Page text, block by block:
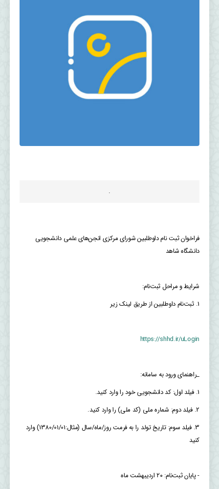
.
فراخوان ثبت نام داوطلبین شورای مرکزی انجن‌های علمی دانشجویی
دانشگاه شاهد
‏شرایط و مراحل ثبت‌نام:
https://shhd.ir/uLogin
_‏راهنمای ورود به سامانه:
‏3. فیلد سوم: تاریخ تولد را به فرمت روز/ماه/سال (مثال:1380/01/01) وارد
کنید
‏- پایان ثبت‌نام: ۲۰ اردیبهشت ماه